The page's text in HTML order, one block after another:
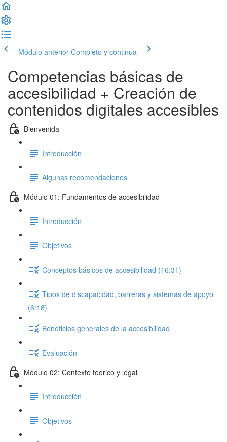
Módulo anterior Completo y continua
Competencias básicas de
accesibilidad + Creación de
contenidos digitales accesibles
Bienvenida
Introducción
Algunas recomendaciones
Módulo 01: Fundamentos de accesibilidad
Introducción
Objetivos
Conceptos básicos de accesibilidad (16:31)
Tipos de discapacidad, barreras y sistemas de apoyo
(6:18)
Beneficios generales de la accesibilidad
Evaluación
Módulo 02: Contexto teórico y legal
Introducción
Objetivos